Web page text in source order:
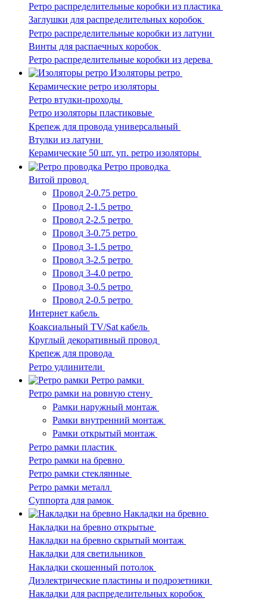
Ретро распределительные коробки из пластика
Заглушки для распределительных коробок
Ретро распределительные коробки из латуни
Винты для распаечных коробок
Ретро распределительные коробки из дерева
Изоляторы ретро
Керамические ретро изоляторы
Ретро втулки-проходы
Ретро изоляторы пластиковые
Крепеж для провода универсальный
Втулки из латуни
Керамические 50 шт. уп. ретро изоляторы
Ретро проводка
Витой провод
Провод 2-0.75 ретро
Провод 2-1.5 ретро
Провод 2-2.5 ретро
Провод 3-0.75 ретро
Провод 3-1.5 ретро
Провод 3-2.5 ретро
Провод 3-4.0 ретро
Провод 3-0.5 ретро
Провод 2-0.5 ретро
Интернет кабель
Коаксиальный TV/Sat кабель
Круглый декоративный провод
Крепеж для провода
Ретро удлинители
Ретро рамки
Ретро рамки на ровную стену
Рамки наружный монтаж
Рамки внутренний монтаж
Рамки открытый монтаж
Ретро рамки пластик
Ретро рамки на бревно
Ретро рамки стеклянные
Ретро рамки металл
Суппорта для рамок
Накладки на бревно
Накладки на бревно открытые
Накладки на бревно скрытый монтаж
Накладки для светильников
Накладки скошенный потолок
Диэлектрические пластины и подрозетники
Накладки для распределительных коробок